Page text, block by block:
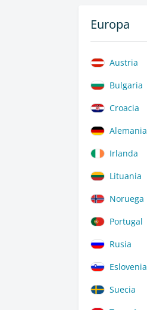
Europa
Austria
Bulgaria
Croacia
Alemania
Irlanda
Lituania
Noruega
Portugal
Rusia
Eslovenia
Suecia